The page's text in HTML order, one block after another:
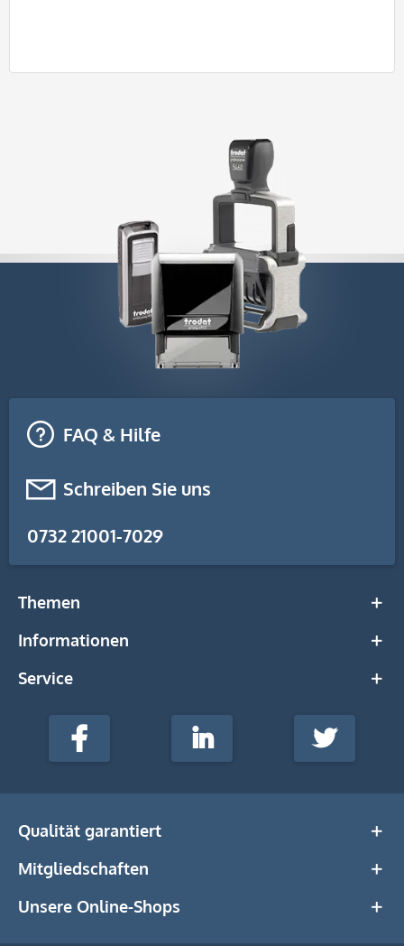
FAQ & Hilfe
Schreiben Sie uns
0732 21001-7029
Themen
Informationen
Service
stempel-
Media
Facebook LinkedIn Twitter
Qualität garantiert
Mitgliedschaften
Unsere Online-Shops